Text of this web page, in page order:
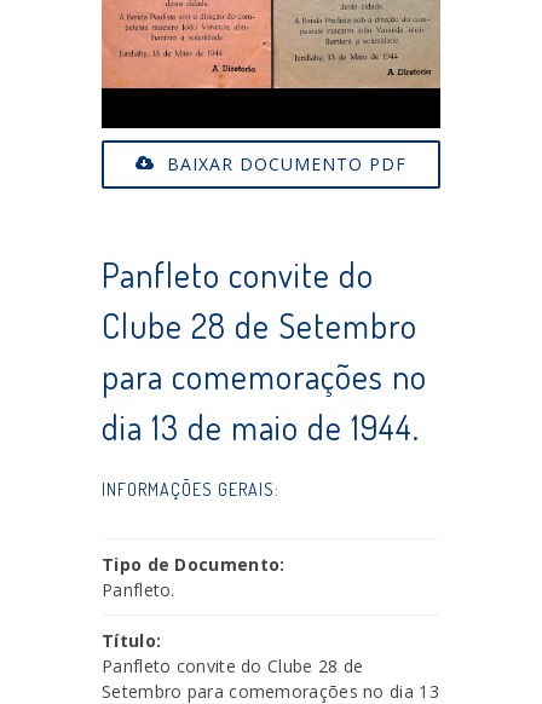
BAIXAR DOCUMENTO PDF
Panfleto convite do
Clube 28 de Setembro
para comemorações no
dia 13 de maio de 1944.
INFORMAÇÕES GERAIS:
Tipo de Documento:
Panfleto.
Título:
Panfleto convite do Clube 28 de
Setembro para comemorações no dia 13